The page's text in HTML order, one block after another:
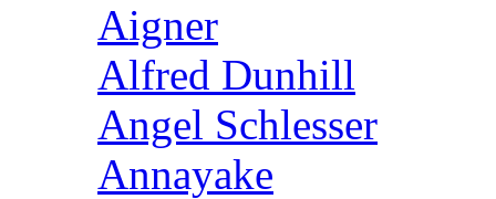
Aigner
Alfred Dunhill
Angel Schlesser
Annayake